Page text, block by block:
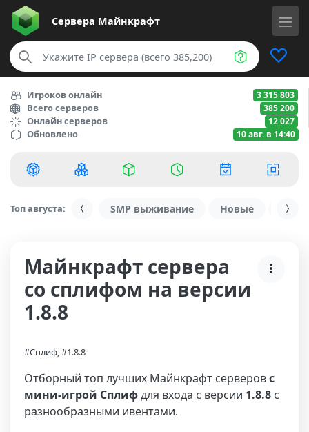
Сервера Майнкрафт
Игроков онлайн 3 315 803
Всего серверов 385 200
Онлайн серверов 12 027
Обновлено 10 авг. в 14:40
Топ августа: SMP выживание Новые С
Майнкрафт сервера
со сплифом на версии
1.8.8
#Сплиф, #1.8.8
Отборный топ лучших Майнкрафт серверовс
мини-игрой Сплифдля входа с версии 1.8.8 с
разнообразными ивентами.